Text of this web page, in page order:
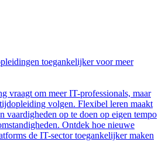
toegankelijker voor meer
vraagt om meer IT-professionals, maar
volgen. Flexibel leren maakt
vaardigheden op te doen op eigen tempo
Ontdek hoe nieuwe
de IT-sector toegankelijker maken